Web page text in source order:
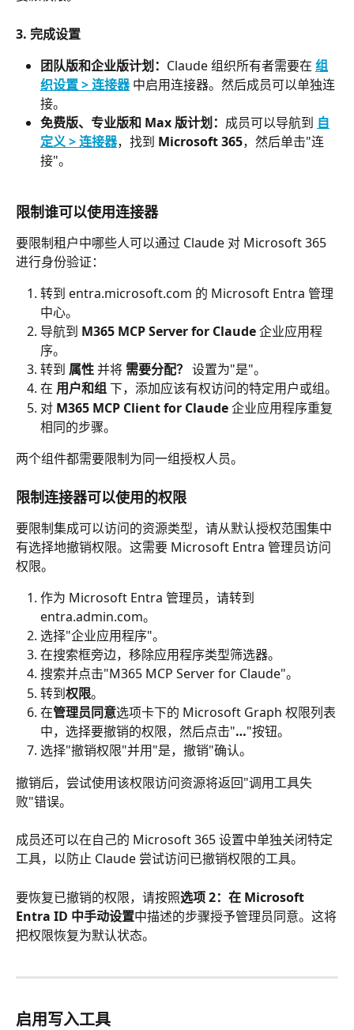
3. 完成设置
团队版和企业版计划： Claude 组织所有者需要在 组
织设置 > 连接器 中启用连接器。然后成员可以单独连
接。
免费版、专业版和 Max 版计划： 成员可以导航到 自
定义 > 连接器，找到 Microsoft 365，然后单击"连
接"。
限制谁可以使用连接器
要限制租户中哪些人可以通过 Claude 对 Microsoft 365
进行身份验证：
转到 entra.microsoft.com 的 Microsoft Entra 管理
中心。
导航到 M365 MCP Server for Claude 企业应用程
序。
转到 属性 并将 需要分配？ 设置为"是"。
在 用户和组 下，添加应该有权访问的特定用户或组。
对 M365 MCP Client for Claude 企业应用程序重复
相同的步骤。
两个组件都需要限制为同一组授权人员。
限制连接器可以使用的权限
要限制集成可以访问的资源类型，请从默认授权范围集中
有选择地撤销权限。这需要 Microsoft Entra 管理员访问
权限。
作为 Microsoft Entra 管理员，请转到
entra.admin.com。
选择"企业应用程序"。
在搜索框旁边，移除应用程序类型筛选器。
搜索并点击"M365 MCP Server for Claude"。
转到权限。
在管理员同意选项卡下的 Microsoft Graph 权限列表
中，选择要撤销的权限，然后点击"…"按钮。
选择"撤销权限"并用"是，撤销"确认。
撤销后，尝试使用该权限访问资源将返回"调用工具失
败"错误。
成员还可以在自己的 Microsoft 365 设置中单独关闭特定
工具，以防止 Claude 尝试访问已撤销权限的工具。
要恢复已撤销的权限，请按照选项 2：在 Microsoft
Entra ID 中手动设置中描述的步骤授予管理员同意。这将
把权限恢复为默认状态。
启用写入工具